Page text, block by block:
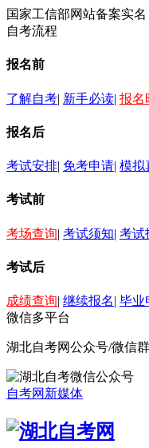
国家工信部网站备案实
自考流程
报名前
了解自考| 新手必读| 报名
报名后
考试安排| 免考申请| 模拟
考试前
考场查询| 考试须知| 考试
考试后
成绩查询| 继续报名| 毕业
微信多平台
湖北自考网公众号/微信群
自考网新媒体